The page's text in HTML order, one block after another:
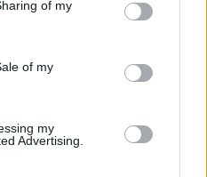
of my
of my
my
Advertising.
hogyan
jövőjét